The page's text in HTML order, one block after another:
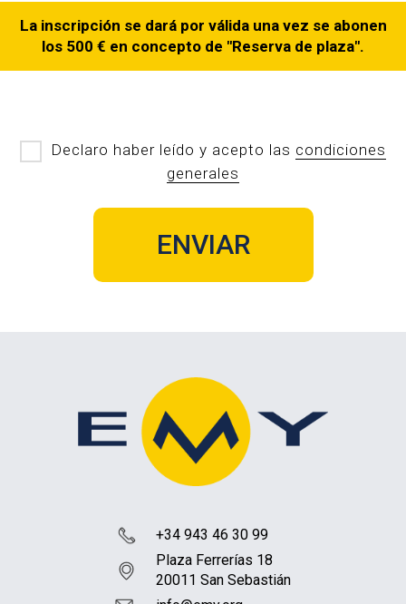
La inscripción se dará por válida una vez se abonen
los 500 € en concepto de "Reserva de plaza".
Declaro haber leído y acepto las condiciones
generales
+34 943 46 30 99
Plaza Ferrerías 18
20011 San Sebastián